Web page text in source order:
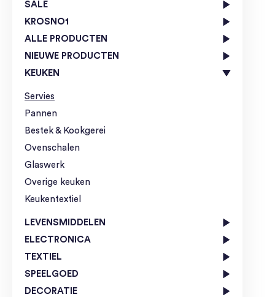
SALE
KROSNO1
ALLE PRODUCTEN
NIEUWE PRODUCTEN
KEUKEN
Servies
Pannen
Bestek & Kookgerei
Ovenschalen
Glaswerk
Overige keuken
Keukentextiel
LEVENSMIDDELEN
ELECTRONICA
TEXTIEL
SPEELGOED
DECORATIE